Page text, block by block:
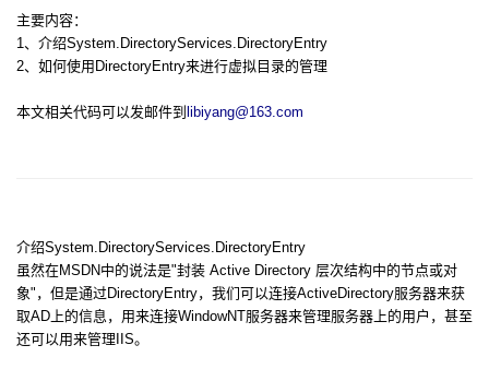
主要内容：
1、介绍System.DirectoryServices.DirectoryEntry
2、如何使用DirectoryEntry来进行虚拟目录的管理
本文相关代码可以发邮件到 libiyang@163.com
介绍System.DirectoryServices.DirectoryEntry
虽然在MSDN中的说法是"封装 Active Directory 层次结构中的节点或对
象"，但是通过DirectoryEntry，我们可以连接ActiveDirectory服务器来获
取AD上的信息，用来连接WindowNT服务器来管理服务器上的用户，甚至
还可以用来管理IIS。